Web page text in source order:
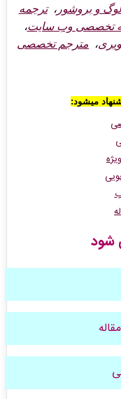
و بروشور،ترجمه
تخصصی وب سایت،
، مترجم تخصصی
میشود:
شود